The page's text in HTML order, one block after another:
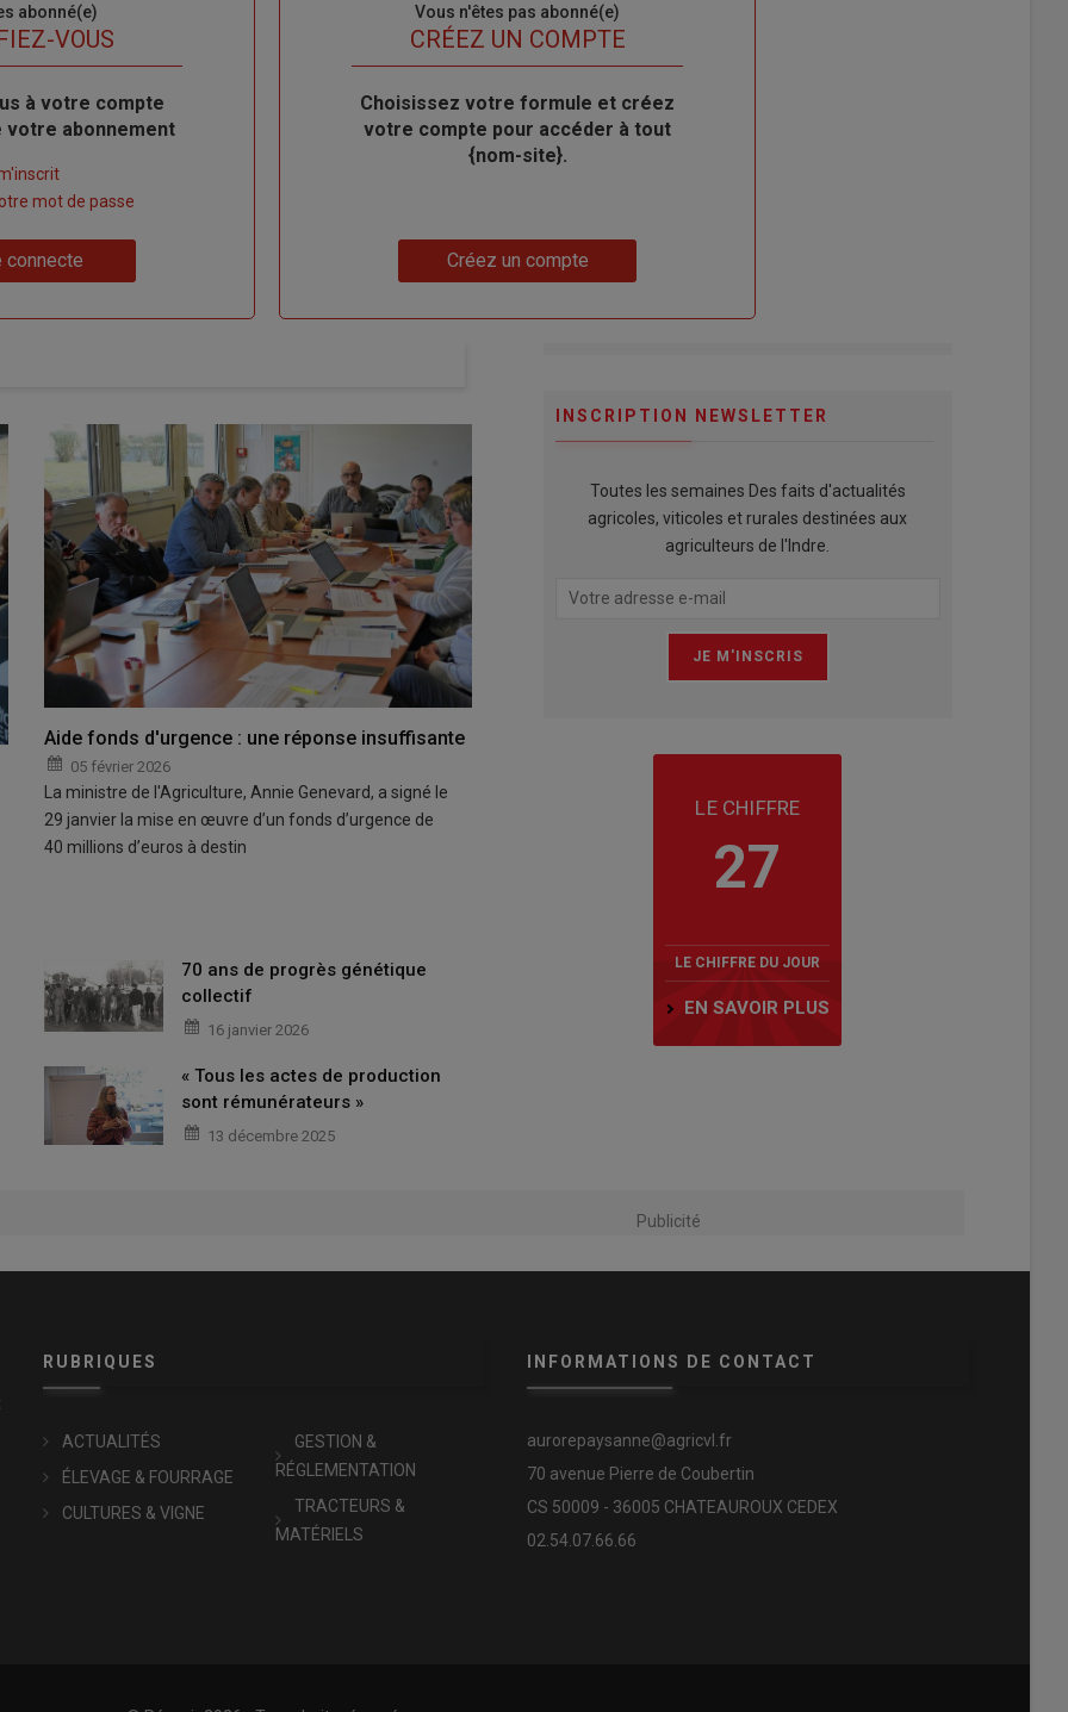
abonné(e)
VOUS
à votre compte
abonnement
mot de passe
connecte
Vous n'êtes pas abonné(e)
TITRECRÉEZ UN COMPTE
Body
Choisissez votre formule et créez
votre compte pour accéder à tout
{nom-site}.
Créez un compte
Aide fonds d'urgence : une réponse insuffisante
05 février 2026
La ministre de l'Agriculture, Annie Genevard, a signé le
29 janvier la mise en œuvre d’un fonds d’urgence de
40 millions d’euros à destin
70 ans de progrès génétique
collectif
16 janvier 2026
« Tous les actes de production
sont rémunérateurs »
13 décembre 2025
INSCRIPTION NEWSLETTER
Toutes les semaines Des faits d'actualités
agricoles, viticoles et rurales destinées aux
agriculteurs de l'Indre.
LE CHIFFRE
27
LE CHIFFRE DU JOUR
EN SAVOIR PLUS
Publicité
RUBRIQUES
ACTUALITÉS
ÉLEVAGE & FOURRAGE
CULTURES & VIGNE
GESTION &
RÉGLEMENTATION
TRACTEURS &
MATÉRIELS
INFORMATIONS DE CONTACT
aurorepaysanne@agricvl.fr
70 avenue Pierre de Coubertin
CS 50009 - 36005 CHATEAUROUX CEDEX
02.54.07.66.66